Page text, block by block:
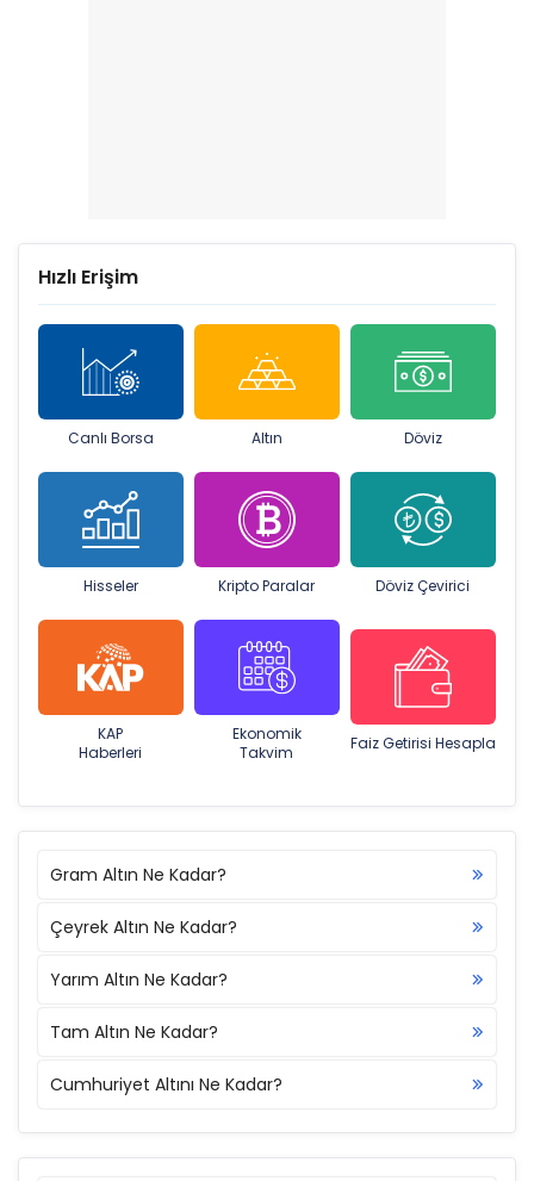
Hızlı Erişim
Canlı Borsa Altın Döviz
Hisseler Kripto Paralar Döviz Çevirici
KAP
Haberleri
Ekonomik
Takvim
Faiz Getirisi Hesapla
Gram Altın Ne Kadar?
Çeyrek Altın Ne Kadar?
Yarım Altın Ne Kadar?
Tam Altın Ne Kadar?
Cumhuriyet Altını Ne Kadar?